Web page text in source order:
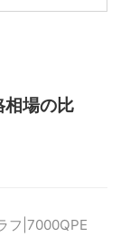
相場の比
フ|7000QPE